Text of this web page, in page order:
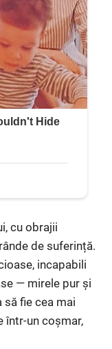
cu obrajii
de suferință.
incapabili
— mirele pur și
fie cea mai
într-un coșmar,